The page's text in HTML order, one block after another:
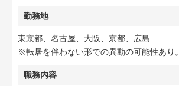
勤務地
東京都、名古屋、大阪、京都、広島
※転居を伴わない形での異動の可能性あり。
職務内容